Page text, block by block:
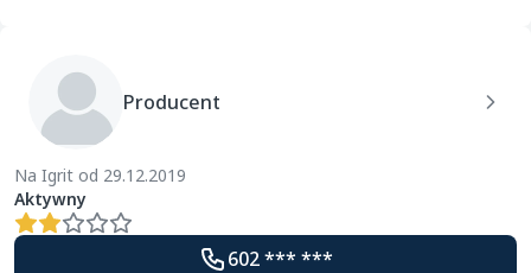
Producent
Na Igrit od 29.12.2019
Aktywny
602 *** ***